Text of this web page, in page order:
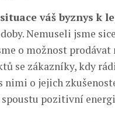
váš byznys k
Nemuseli jsme
o možnost prodávat
se zákazníky, kdy
nimi o jejich
spoustu pozitivní